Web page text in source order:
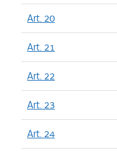
Art. 20
Art. 21
Art. 22
Art. 23
Art. 24